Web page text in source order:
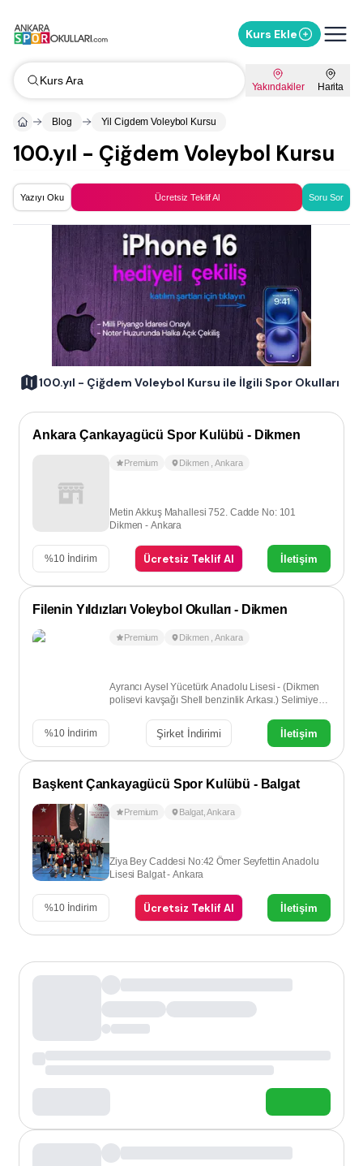
Kurs Ekle
Kurs Ara Yakındakiler Harita
Blog Yil Cigdem Voleybol Kursu
100.yıl - Çiğdem Voleybol Kursu
Yazıyı Oku Ücretsiz Teklif Al Soru Sor
100.yıl - Çiğdem Voleybol Kursu ile İlgili Spor Okulları
Ankara Çankayagücü Spor Kulübü - Dikmen
Premium Dikmen ,Ankara
Metin Akkuş Mahallesi 752. Cadde No: 101
Dikmen - Ankara
%10 İndirim Ücretsiz Teklif Al İletişim
Filenin Yıldızları Voleybol Okulları - Dikmen
Premium Dikmen ,Ankara
Ayrancı Aysel Yücetürk Anadolu Lisesi - (Dikmen
polisevi kavşağı Shell benzinlik Arkası.) Selimiye
%10 İndirim Şirket İndirimi İletişim
Başkent Çankayagücü Spor Kulübü - Balgat
Premium Balgat,Ankara
Ziya Bey Caddesi No:42 Ömer Seyfettin Anadolu
Lisesi Balgat - Ankara
%10 İndirim Ücretsiz Teklif Al İletişim